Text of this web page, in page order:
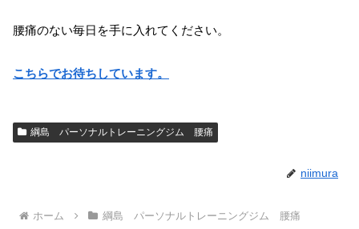
腰痛のない毎日を手に入れてください。
こちらでお待ちしています。
綱島 パーソナルトレーニングジム 腰痛
niimura
ホーム 綱島 パーソナルトレーニングジム 腰痛